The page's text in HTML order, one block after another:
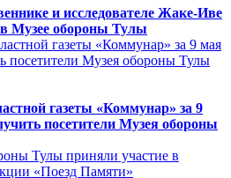
и исследователе Жаке-Иве
Музее обороны Тулы
газеты «Коммунар» за 9
посетители Музея обороны